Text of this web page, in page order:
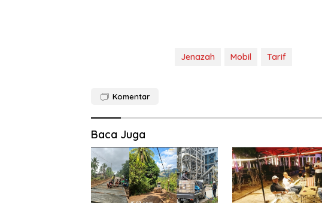
Jenazah Mobil Tarif
Komentar
Baca Juga